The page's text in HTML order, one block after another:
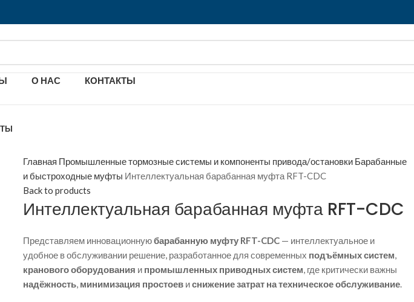
О НАС КОНТАКТЫ
Главная Промышленные тормозные системы и компоненты привода/остановки Барабанные
и быстроходные муфты Интеллектуальная барабанная муфта RFT-CDC
Back to products
Интеллектуальная барабанная муфта RFT-CDC
Представляем инновационнуюбарабанную муфту RFT-CDC— интеллектуальное и
удобное в обслуживании решение, разработанное для современных подъёмных систем,
кранового оборудования и промышленных приводных систем, где критически важны
надёжность, минимизация простоевиснижение затрат на техническое обслуживание.